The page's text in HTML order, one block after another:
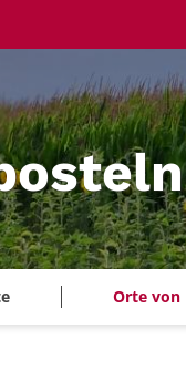
Orte von